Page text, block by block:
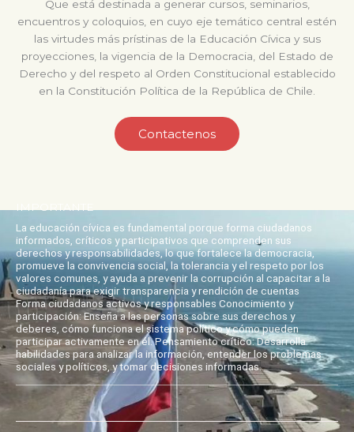
Que está destinada a generar cursos, seminarios,
encuentros y coloquios, en cuyo eje temático central estén
las virtudes más prístinas de la Educación Cívica y sus
proyecciones, la vigencia de la Democracia, del Estado de
Derecho y del respeto al Orden Constitucional establecido
en la Constitución Política de la República de Chile.
Contactenos
La educación cívica es fundamental porque forma ciudadanos
informados, críticos y participativos que comprenden sus
derechos y responsabilidades, lo que fortalece la democracia,
promueve la convivencia social, la tolerancia y el respeto por los
valores comunes, y ayuda a prevenir la corrupción al capacitar a la
ciudadanía para exigir transparencia y rendición de cuentas
Forma ciudadanos activos y responsables Conocimiento y
participación: Enseña a las personas sobre sus derechos y
deberes, cómo funciona el sistema político y cómo pueden
participar activamente en él. Pensamiento crítico: Desarrolla
habilidades para analizar la información, entender los problemas
sociales y políticos, y tomar decisiones informadas.